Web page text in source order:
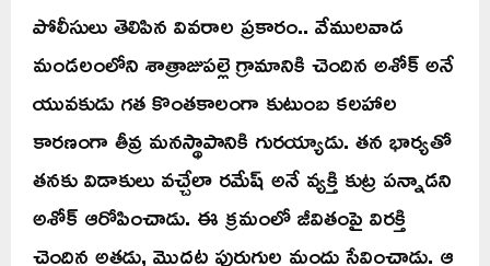
పోలీసులు తెలిపిన వివరాల ప్రకారం.. వేములవాడ
మండలంలోని శాత్రాజుపల్లె గ్రామానికి చెందిన అశోక్ అనే
యువకుడు గత కొంతకాలంగా కుటుంబ కలహాల
కారణంగా తీవ్ర మనస్థాపానికి గురయ్యాడు. తన భార్యతో
తనకు విడాకులు వచ్చేలా రమేష్ అనే వ్యక్తి కుట్ర పన్నాడని
అశోక్ ఆరోపించాడు. ఈ క్రమంలో జీవితంపై విరక్తి
చెందిన అతడు, మొదట పురుగుల మందు సేవించాడు. ఆ